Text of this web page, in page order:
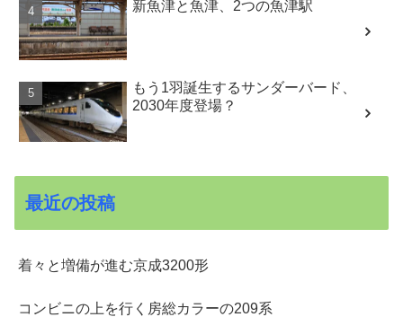
新魚津と魚津、2つの魚津駅
もう1羽誕生するサンダーバード、
2030年度登場？
最近の投稿
着々と増備が進む京成3200形
コンビニの上を行く房総カラーの209系